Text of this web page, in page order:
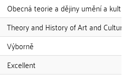
Obecná teorie a dějiny umění a
Theory and History of Art and Culture
Výborně
Excellent